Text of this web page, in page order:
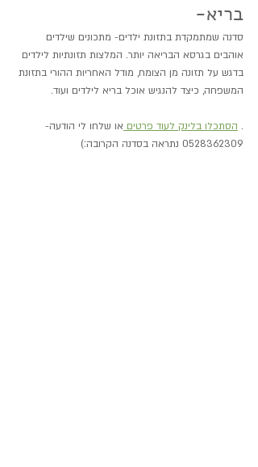
בריא-
סדנה שמתמקדת בתזונת ילדים- מתכונים שילדים
אוהבים בגרסא הבריאה יותר. המלצות תזונתיות לילדים
בדגש על תזונה מן הצומח, מודל האחריות ההורי בתזונת
המשפחה, כיצד להנגיש אוכל בריא לילדים ועוד.
. הסתכלו בלינק לעוד פרטים או שלחו לי הודעה-
0528362309 נתראה בסדנה הקרובה:)